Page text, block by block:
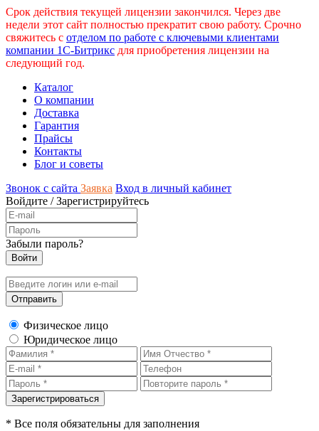
Срок действия текущей лицензии закончился. Через две
недели этот сайт полностью прекратит свою работу. Срочно
свяжитесь с отделом по работе с ключевыми клиентами
компании 1С-Битрикс для приобретения лицензии на
следующий год.
Каталог
О компании
Доставка
Гарантия
Прайсы
Контакты
Блог и советы
Звонок с сайта Заявка Вход в личный кабинет
Войдите /Зарегистрируйтесь
Забыли пароль?
Физическое лицо
Юридическое лицо
* Все поля обязательны для заполнения